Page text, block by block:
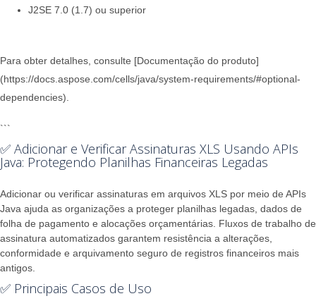
J2SE 7.0 (1.7) ou superior
Para obter detalhes, consulte [Documentação do produto]
(https://docs.aspose.com/cells/java/system-requirements/#optional-
dependencies).
```
✅ Adicionar e Verificar Assinaturas XLS Usando APIs
Java: Protegendo Planilhas Financeiras Legadas
Adicionar ou verificar assinaturas em arquivos XLS por meio de APIs
Java ajuda as organizações a proteger planilhas legadas, dados de
folha de pagamento e alocações orçamentárias. Fluxos de trabalho de
assinatura automatizados garantem resistência a alterações,
conformidade e arquivamento seguro de registros financeiros mais
antigos.
✅ Principais Casos de Uso